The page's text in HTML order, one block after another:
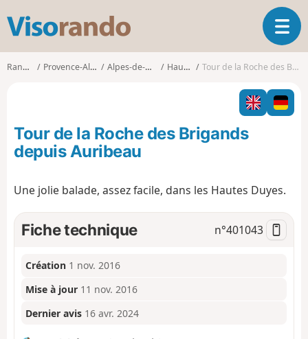
s
o
o
O
u
i
r
l
i
a
Randonnées Provence-Alpes-Côte d'Azur Alpes-de-Haute-Provence Hautes-Duyes Tour de la Roche des Brigands depuis Auribeau
Tour de la Roche des Brigands
depuis Auribeau
Une jolie balade, assez facile, dans les Hautes Duyes.
Fiche technique n°401043
Création 1 nov. 2016
Mise à jour 11 nov. 2016
Dernier avis 16 avr. 2024